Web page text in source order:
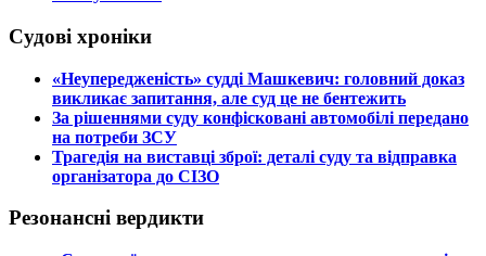
Судові хроніки
​«Неупередженість» судді Машкевич: головний доказ
викликає запитання, але суд це не бентежить
​За рішеннями суду конфісковані автомобілі передано
на потреби ЗСУ
​Трагедія на виставці зброї: деталі суду та відправка
організатора до СІЗО
Резонансні вердикти